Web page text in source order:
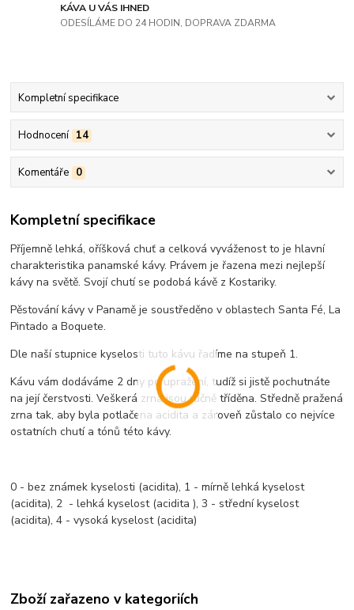
KÁVA U VÁS IHNED
ODESÍLÁME DO 24 HODIN, DOPRAVA ZDARMA
Kompletní specifikace
Hodnocení 14
Komentáře 0
Kompletní specifikace
Příjemně lehká, oříšková chuť a celková vyváženost to je hlavní
charakteristika panamské kávy. Právem je řazena mezi nejlepší
kávy na světě. Svojí chutí se podobá kávě z Kostariky.
Pěstování kávy v Panamě je soustředěno v oblastech Santa Fé, La
Pintado a Boquete.
Dle naší stupnice kyselosti tuto kávu řadíme na stupeň 1.
Kávu vám dodáváme 2 dny po upražení, tudíž si jistě pochutnáte
na její čerstvosti. Veškerá zrna jsou ručně tříděna. Středně pražená
zrna tak, aby byla potlačena acidita a zároveň zůstalo co nejvíce
ostatních chutí a tónů této kávy.
0 - bez známek kyselosti (acidita), 1 - mírně lehká kyselost
(acidita), 2 - lehká kyselost (acidita ), 3 - střední kyselost
(acidita), 4 - vysoká kyselost (acidita)
Zboží zařazeno v kategoriích